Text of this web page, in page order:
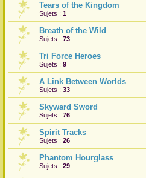
Tears of the Kingdom
Sujets : 1
Breath of the Wild
Sujets : 73
Tri Force Heroes
Sujets : 9
A Link Between Worlds
Sujets : 33
Skyward Sword
Sujets : 76
Spirit Tracks
Sujets : 26
Phantom Hourglass
Sujets : 29